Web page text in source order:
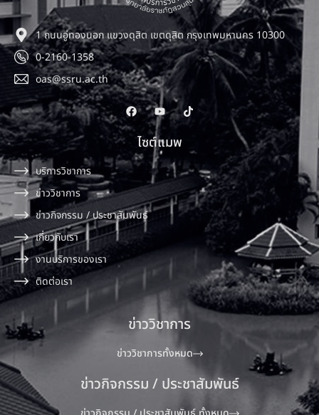
1 ถนนอู่ทองนอก แขวงดุสิต เขตดุสิต กรุงเทพมหานคร 10300
0-2160-1358
oas@ssru.ac.th
ไซต์แมพ
บริการวิชาการ
ข่าววิชาการ
ข่าวกิจกรรม / ประชาสัมพันธ์
เกี่ยวกับเรา
งานบริการของเรา
ติดต่อเรา
ข่าววิชาการ
ข่าววิชาการทั้งหมด
ข่าวกิจกรรม / ประชาสัมพันธ์